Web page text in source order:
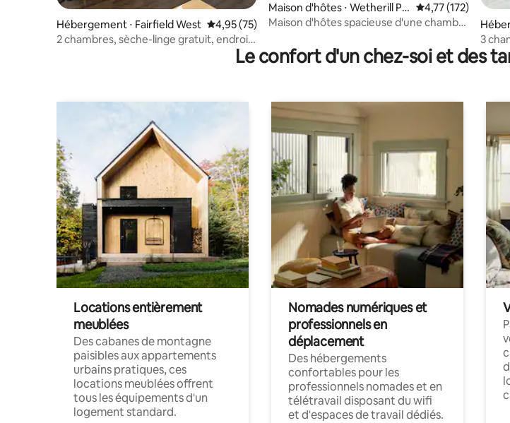
Hébergement ⋅ Fairfield West Évaluation moyenne sur la base de 75 commentaires : 4,95 sur
4,95 (75)
2 chambres, sèche-linge gratuit, endroit
calme, pas de visiteur supplémentaire
Maison d'hôtes ⋅ Wetherill Pa
rk
Évaluation
4,77 (172)
Maison d'hôtes spacieuse d'une chambre
3
Le confort d'un chez-soi et des
Locations entièrement
meublées
Des cabanes de montagne
paisibles aux appartements
urbains pratiques, ces
locations meublées offrent
tous les équipements d'un
logement standard.
Nomades numériques et
professionnels en
déplacement
Des hébergements
confortables pour les
professionnels nomades et en
télétravail disposant du wifi
et d'espaces de travail dédiés.